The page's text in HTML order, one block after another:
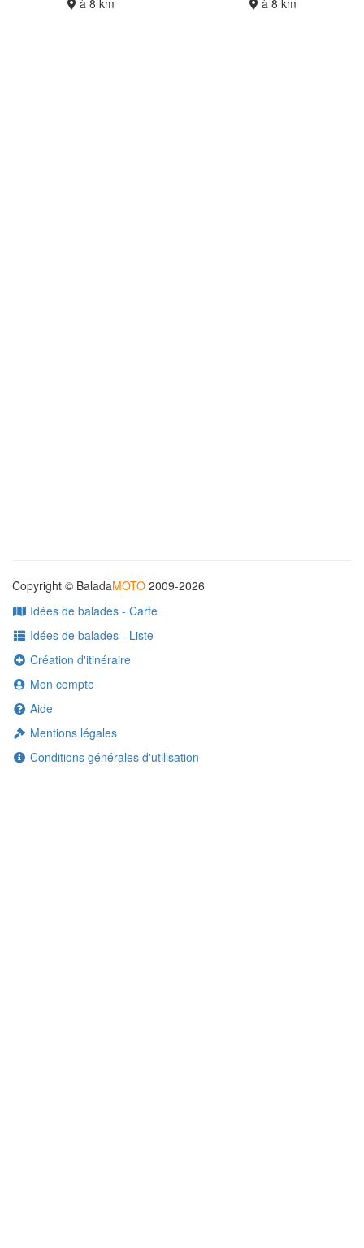
Copyright © BaladaMOTO 2009-2026
Idées de balades - Carte
Idées de balades - Liste
Création d'itinéraire
Mon compte
Aide
Mentions légales
Conditions générales d'utilisation